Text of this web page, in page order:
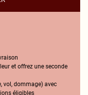
et offrez une seconde
vol, dommage) avec
éligibles